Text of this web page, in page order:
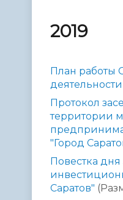
2019
План работы
Протокол
территории
"Город
Повестка
Саратов"